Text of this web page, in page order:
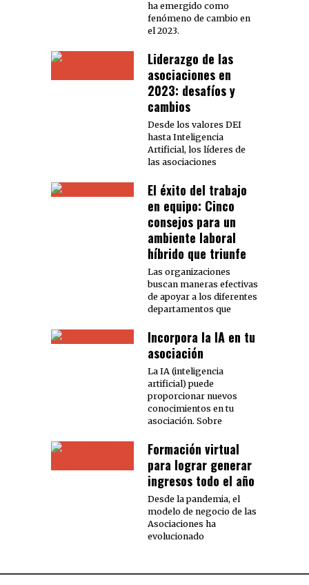
ha emergido como
fenómeno de cambio en
el 2023.
Liderazgo de las
asociaciones en
2023: desafíos y
cambios
Desde los valores DEI
hasta Inteligencia
Artificial, los líderes de
las asociaciones
El éxito del trabajo
en equipo: Cinco
consejos para un
ambiente laboral
híbrido que triunfe
Las organizaciones
buscan maneras efectivas
de apoyar a los diferentes
departamentos que
Incorpora la IA en tu
asociación
La IA (inteligencia
artificial) puede
proporcionar nuevos
conocimientos en tu
asociación. Sobre
Formación virtual
para lograr generar
ingresos todo el año
Desde la pandemia, el
modelo de negocio de las
Asociaciones ha
evolucionado